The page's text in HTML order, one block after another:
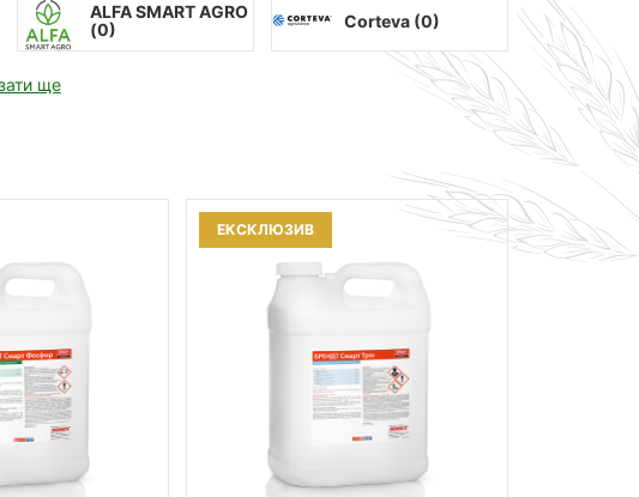
ALFA SMART AGRO
(0) Corteva (0)
ще
ЕКСКЛЮЗИВ